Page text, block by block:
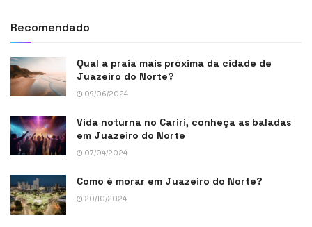
Recomendado
Qual a praia mais próxima da cidade de
Juazeiro do Norte?
09/06/2024
Vida noturna no Cariri, conheça as baladas
em Juazeiro do Norte
07/04/2024
Como é morar em Juazeiro do Norte?
20/10/2024